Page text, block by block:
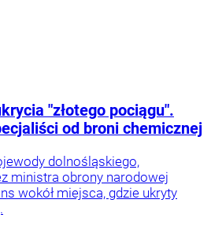
"złotego pociągu".
od broni chemicznej
dolnośląskiego,
ministra obrony narodowej
wokół miejsca, gdzie ukryty